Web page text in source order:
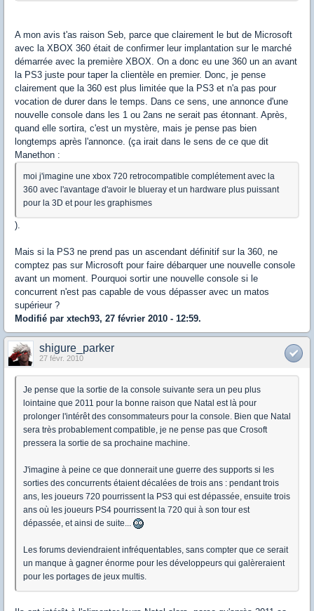
A mon avis t'as raison Seb, parce que clairement le but de Microsoft
avec la XBOX 360 était de confirmer leur implantation sur le marché
démarrée avec la première XBOX. On a donc eu une 360 un an avant
la PS3 juste pour taper la clientèle en premier. Donc, je pense
clairement que la 360 est plus limitée que la PS3 et n'a pas pour
vocation de durer dans le temps. Dans ce sens, une annonce d'une
nouvelle console dans les 1 ou 2ans ne serait pas étonnant. Après,
quand elle sortira, c'est un mystère, mais je pense pas bien
longtemps après l'annonce. (ça irait dans le sens de ce que dit
Manethon :
moi j'imagine une xbox 720 retrocompatible complétement avec la
360 avec l'avantage d'avoir le blueray et un hardware plus puissant
pour la 3D et pour les graphismes
).
Mais si la PS3 ne prend pas un ascendant définitif sur la 360, ne
comptez pas sur Microsoft pour faire débarquer une nouvelle console
avant un moment. Pourquoi sortir une nouvelle console si le
concurrent n'est pas capable de vous dépasser avec un matos
supérieur ?
Modifié par xtech93, 27 février 2010 - 12:59.
shigure_parker
27 févr. 2010
Je pense que la sortie de la console suivante sera un peu plus
lointaine que 2011 pour la bonne raison que Natal est là pour
prolonger l'intérêt des consommateurs pour la console. Bien que Natal
sera très probablement compatible, je ne pense pas que Crosoft
pressera la sortie de sa prochaine machine.
J'imagine à peine ce que donnerait une guerre des supports si les
sorties des concurrents étaient décalées de trois ans : pendant trois
ans, les joueurs 720 pourrissent la PS3 qui est dépassée, ensuite trois
ans où les joueurs PS4 pourrissent la 720 qui à son tour est
dépassée, et ainsi de suite...
Les forums deviendraient infréquentables, sans compter que ce serait
un manque à gagner énorme pour les développeurs qui galèreraient
pour les portages de jeux multis.